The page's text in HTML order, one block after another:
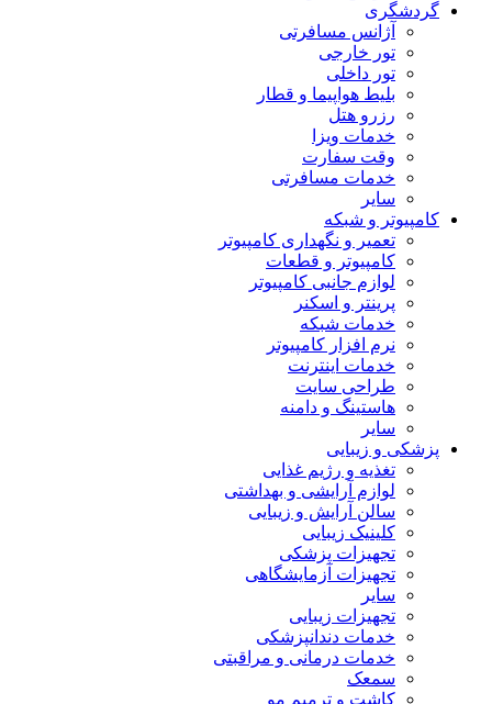
گردشگری
آژانس مسافرتی
تور خارجی
تور داخلی
بلیط هواپیما و قطار
رزرو هتل
خدمات ویزا
وقت سفارت
خدمات مسافرتی
سایر
کامپیوتر و شبکه
تعمیر و نگهداری کامپیوتر
کامپیوتر و قطعات
لوازم جانبی کامپیوتر
پرینتر و اسکنر
خدمات شبکه
نرم افزار کامپیوتر
خدمات اینترنت
طراحی سایت
هاستینگ و دامنه
سایر
پزشکی و زیبایی
تغذیه و رژیم غذایی
لوازم آرایشی و بهداشتی
سالن آرایش و زیبایی
کلینیک زیبایی
تجهیزات پزشکی
تجهیزات آزمایشگاهی
سایر
تجهیزات زیبایی
خدمات دندانپزشکی
خدمات درمانی و مراقبتی
سمعک
کاشت و ترمیم مو